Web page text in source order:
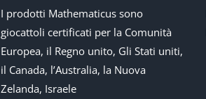
I prodotti Mathematicus sono
giocattoli certificati per la Comunità
Europea, il Regno unito, Gli Stati uniti,
il Canada, l’Australia, la Nuova
Zelanda, Israele